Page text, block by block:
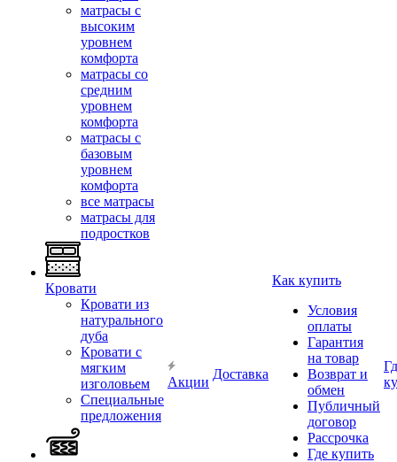
матрасы с
высоким
уровнем
комфорта
матрасы со
средним
уровнем
комфорта
матрасы с
базовым
уровнем
комфорта
все матрасы
матрасы для
подростков
Кровати
Кровати из
натурального
дуба
Кровати с
мягким
изголовьем
Специальные
предложения
Акции
Доставка
Как купить
Условия
оплаты
Гарантия
на товар
Возврат и
обмен
Публичный
договор
Рассрочка
Где купить